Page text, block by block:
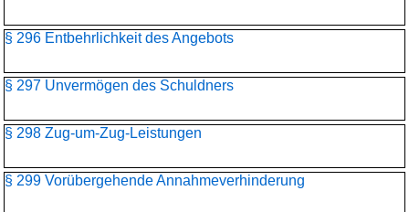
§ 296 Entbehrlichkeit des Angebots
§ 297 Unvermögen des Schuldners
§ 298 Zug-um-Zug-Leistungen
§ 299 Vorübergehende Annahmeverhinderung